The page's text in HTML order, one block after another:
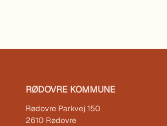
RØDOVRE KOMMUNE
Rødovre Parkvej 150
2610 Rødovre